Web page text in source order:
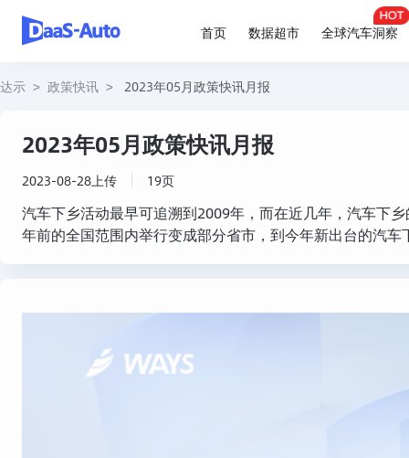
首页 数据超市 全球汽车洞察
达示 > 政策快讯 > 2023年05月政策快讯月报
2023年05月政策快讯月报
2023-08-28上传 19页
汽车下乡活动最早可追溯到2009年，而在近几年，汽车下
年前的全国范围内举行变成部分省市，到今年新出台的汽